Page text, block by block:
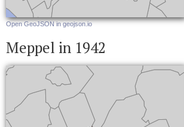
Open GeoJSON in geojson.io
Meppel in 1942